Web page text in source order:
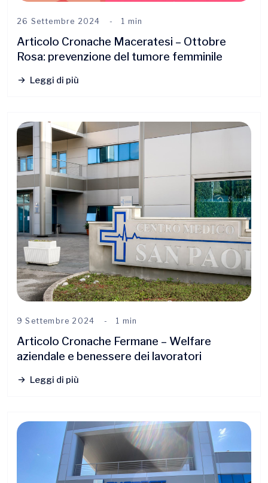
26 Settembre 2024 1 min
Articolo Cronache Maceratesi – Ottobre
Rosa: prevenzione del tumore femminile
Leggi di più
9 Settembre 2024 1 min
Articolo Cronache Fermane – Welfare
aziendale e benessere dei lavoratori
Leggi di più